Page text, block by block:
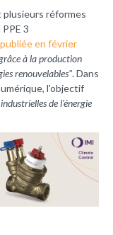
plusieurs réformes
3
publiée en février
à la production
renouvelables". Dans
l'objectif
de l'énergie